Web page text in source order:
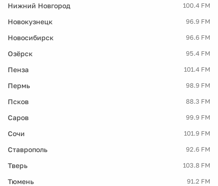
Нижний Новгород 100.4 FM
Новокузнецк 96.9 FM
Новосибирск 96.6 FM
Озёрск 95.4 FM
Пенза 101.4 FM
Пермь 98.9 FM
Псков 88.3 FM
Саров 99.9 FM
Сочи 101.9 FM
Ставрополь 92.6 FM
Тверь 103.8 FM
Тюмень 91.2 FM